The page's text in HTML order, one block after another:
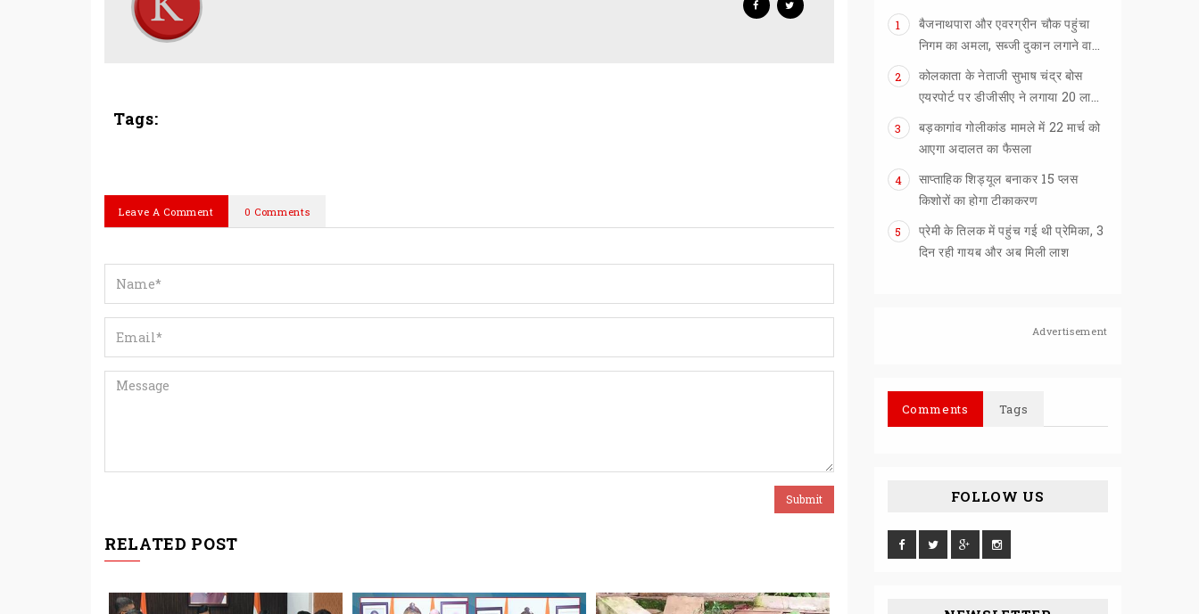
Tags:
Leave A Comment 0 Comments
RELATED POST
1
बैजनाथपारा और एवरग्रीन चौक पहुंचा
2
कोलकाता के नेताजी सुभाष चंद्र बोस
3
बड़कागांव गोलीकांड मामले में 22 मार्च को
आएगा अदालत का फैसला
4
साप्ताहिक शिड्यूल बनाकर 15 प्लस
किशोरों का होगा टीकाकरण
5
प्रेमी के तिलक में पहुंच गई थी प्रेमिका, 3
दिन रही गायब और अब मिली लाश
Advertisement
Comments Tags
FOLLOW US